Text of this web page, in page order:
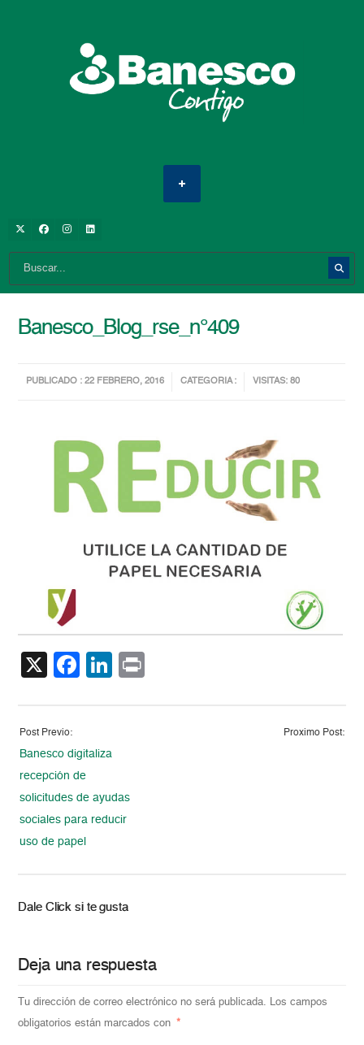
Banesco_Blog_rse_n°409
PUBLICADO : 22 FEBRERO, 2016 CATEGORIA : VISITAS: 80
X Facebook
LinkedIn
Post Previo:
Banesco digitaliza
recepción de
solicitudes de ayudas
sociales para reducir
uso de papel
Proximo Post:
Dale Click si te gusta
Deja una respuesta
Tu dirección de correo electrónico no será publicada. Los campos
obligatorios están marcados con *